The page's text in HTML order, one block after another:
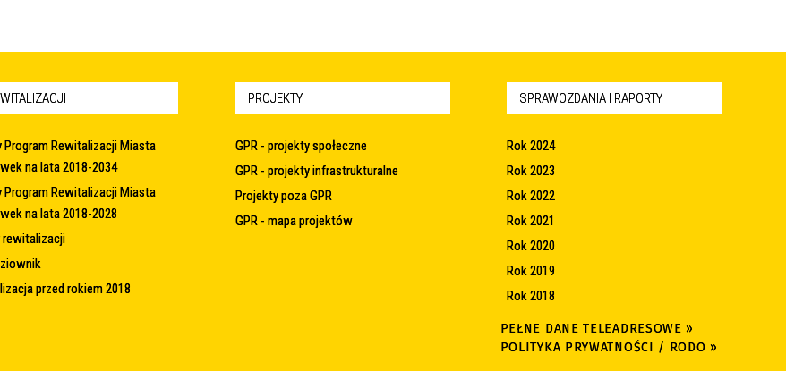
Program Rewitalizacji Miasta
na lata 2018-2034
Program Rewitalizacji Miasta
na lata 2018-2028
rewitalizacji
przed rokiem 2018
PROJEKTY
GPR - projekty społeczne
GPR - projekty infrastrukturalne
Projekty poza GPR
GPR - mapa projektów
SPRAWOZDANIA I RAPORTY
Rok 2024
Rok 2023
Rok 2022
Rok 2021
Rok 2020
Rok 2019
Rok 2018
PEŁNE DANE TELEADRESOWE »
POLITYKA PRYWATNOŚCI / RODO »